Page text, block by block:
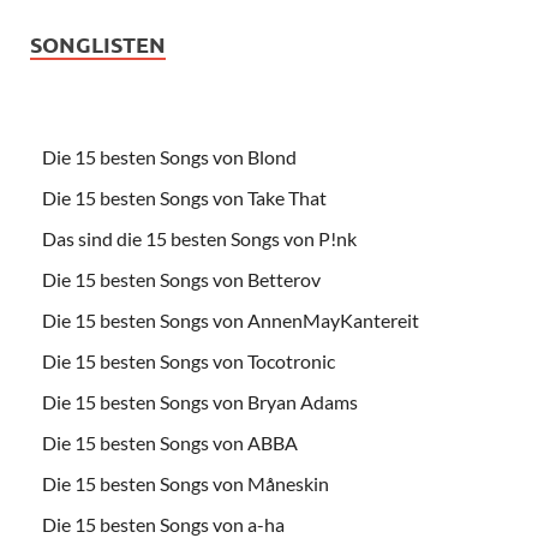
SONGLISTEN
Die 15 besten Songs von Blond
Die 15 besten Songs von Take That
Das sind die 15 besten Songs von P!nk
Die 15 besten Songs von Betterov
Die 15 besten Songs von AnnenMayKantereit
Die 15 besten Songs von Tocotronic
Die 15 besten Songs von Bryan Adams
Die 15 besten Songs von ABBA
Die 15 besten Songs von Måneskin
Die 15 besten Songs von a-ha